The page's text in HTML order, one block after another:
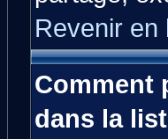
Revenir en
Comment
dans la